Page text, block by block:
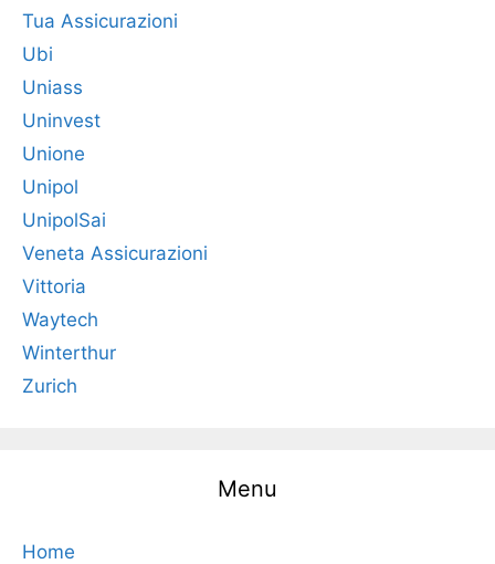
Tua Assicurazioni
Ubi
Uniass
Uninvest
Unione
Unipol
UnipolSai
Veneta Assicurazioni
Vittoria
Waytech
Winterthur
Zurich
Menu
Home